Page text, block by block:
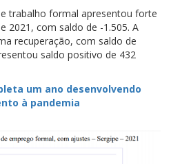
trabalho formal apresentou forte
2021, com saldo de -1.505. A
recuperação, com saldo de
saldo positivo de 432
um ano desenvolvendo
à pandemia